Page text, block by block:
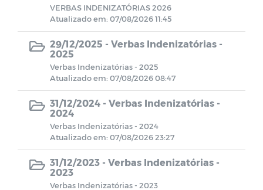
contas do Poder Executivo
Julgamento das contas pelo TCE/PB
Relatório de Gestão das Atividades
Planejamento Estratégico
PCA-Prestação de Contas do Anual
PORTARIAS 2025
VERBAS INDENIZATÓRIAS 2026
Atualizado em: 07/08/2026 11:45
29/12/2025 - Verbas Indenizatórias -
2025
Verbas Indenizatórias - 2025
Atualizado em: 07/08/2026 08:47
31/12/2024 - Verbas Indenizatórias -
2024
Verbas Indenizatórias - 2024
Atualizado em: 07/08/2026 23:27
31/12/2023 - Verbas Indenizatórias -
2023
Verbas Indenizatórias - 2023